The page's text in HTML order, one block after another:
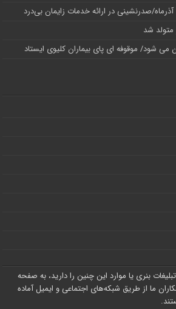
متولد شد
می شود/ موقوفه ای پای بیماران کلیوی ایستاد
بنری یا موارد این چنین را دارید، به صفحه
ما از طریق شبکه‌های اجتماعی و ایمیل آماده